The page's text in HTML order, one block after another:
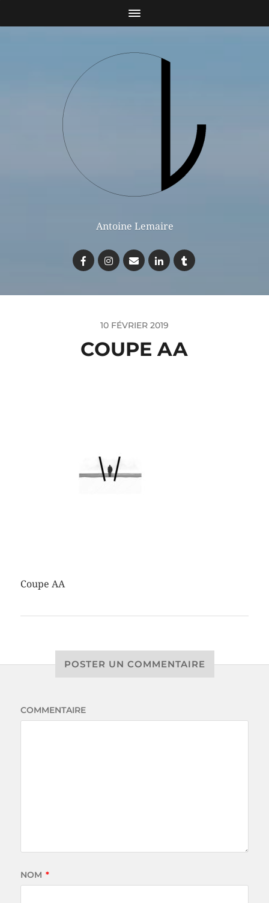
Antoine Lemaire
10 FÉVRIER 2019
COUPE AA
Coupe AA
POSTER UN COMMENTAIRE
COMMENTAIRE
NOM *